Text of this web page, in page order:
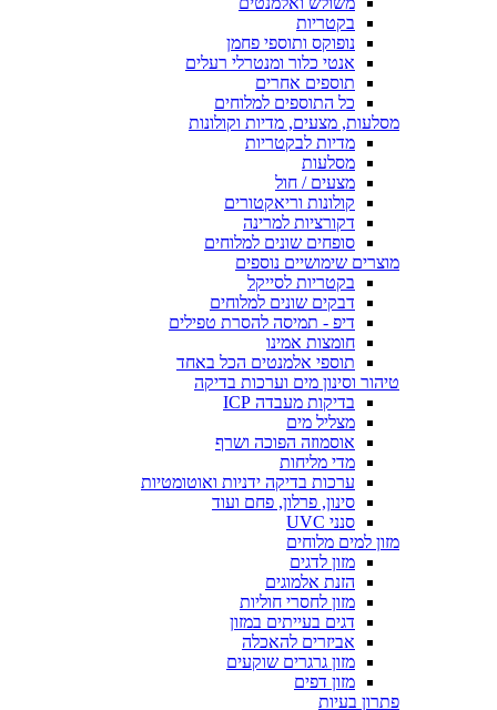
בקטריות
נופוקס ותוספי פחמן
אנטי כלור ומנטרלי רעלים
תוספים אחרים
כל התוספים למלוחים
מסלעות, מצעים, מדיות וקולונות
מדיות לבקטריות
מסלעות
מצעים / חול
קולונות וריאקטורים
דקורציות למרינה
סופחים שונים למלוחים
מוצרים שימושיים נוספים
בקטריות לסייקל
דבקים שונים למלוחים
דיפ - תמיסה להסרת טפילים
חומצות אמינו
תוספי אלמנטים הכל באחד
טיהור וסינון מים וערכות בדיקה
בדיקות מעבדה ICP
מצליל מים
אוסמוזה הפוכה ושרף
מדי מליחות
ערכות בדיקה ידניות ואוטומטיות
סינון, פרלון, פחם ועוד
סנני UVC
מזון למים מלוחים
מזון לדגים
הזנת אלמוגים
מזון לחסרי חוליות
דגים בעייתים במזון
אביזרים להאכלה
מזון גרגרים שוקעים
מזון דפים
פתרון בעיות